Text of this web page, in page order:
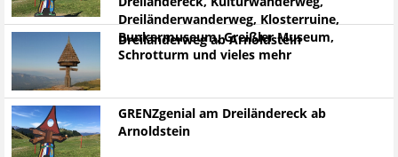
Dreiländerwanderweg, Klosterruine,
Bunkermuseum, Greißler Museum,
Schrotturm und vieles mehr
Dreiländerweg ab Arnoldstein
GRENZgenial am Dreiländereck ab
Arnoldstein